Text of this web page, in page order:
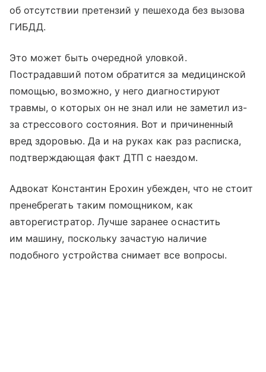
об отсутствии претензий у пешехода без вызова
ГИБДД.
Это может быть очередной уловкой.
Пострадавший потом обратится за медицинской
помощью, возможно, у него диагностируют
травмы, о которых он не знал или не заметил из-
за стрессового состояния. Вот и причиненный
вред здоровью. Да и на руках как раз расписка,
подтверждающая факт ДТП с наездом.
Адвокат Константин Ерохин убежден, что не стоит
пренебрегать таким помощником, как
авторегистратор. Лучше заранее оснастить
им машину, поскольку зачастую наличие
подобного устройства снимает все вопросы.